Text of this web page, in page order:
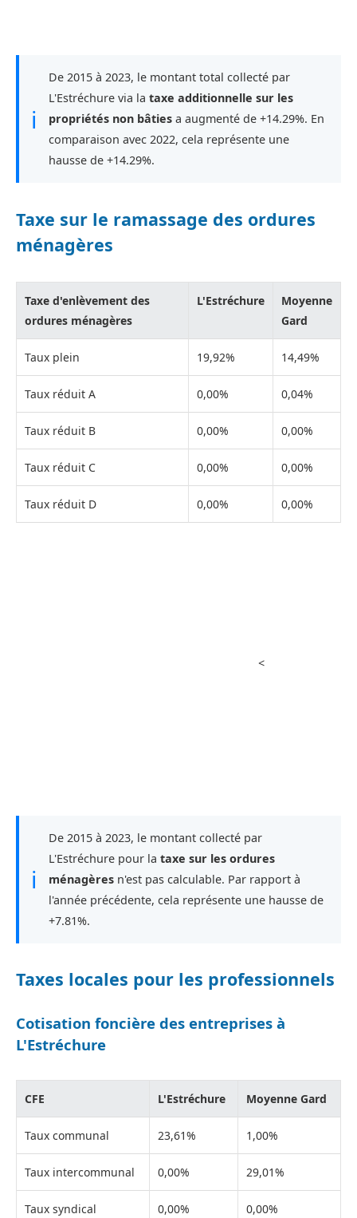
ℹ
De 2015 à 2023, le montant total collecté par
L'Estréchure via la taxe additionnelle sur les
propriétés non bâties a augmenté de +14.29%. En
comparaison avec 2022, cela représente une
hausse de +14.29%.
Taxe sur le ramassage des ordures
ménagères
Taxe d'enlèvement des
ordures ménagères
L'Estréchure
Moyenne
Gard
Taux plein 19,92% 14,49%
Taux réduit A 0,00% 0,04%
Taux réduit B 0,00% 0,00%
Taux réduit C 0,00% 0,00%
Taux réduit D 0,00% 0,00%
<
ℹ
De 2015 à 2023, le montant collecté par
L'Estréchure pour la taxe sur les ordures
ménagères n'est pas calculable. Par rapport à
l'année précédente, cela représente une hausse de
+7.81%.
Taxes locales pour les professionnels
Cotisation foncière des entreprises à
L'Estréchure
CFE L'Estréchure Moyenne Gard
Taux communal 23,61% 1,00%
Taux intercommunal 0,00% 29,01%
Taux syndical 0,00% 0,00%